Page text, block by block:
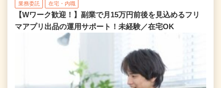
業務委託 在宅・内職
【Wワーク歓迎！】副業で月15万円前後を見込めるフリ
マアプリ出品の運用サポート！未経験／在宅OK